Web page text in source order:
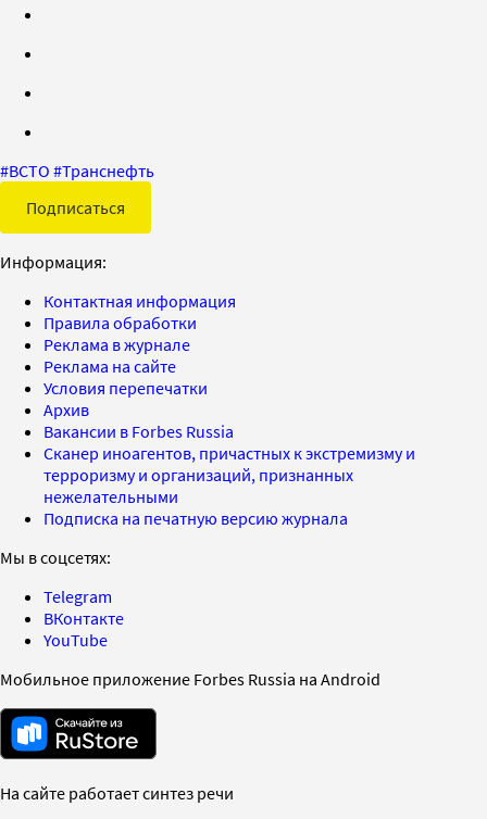
#ВСТО #Транснефть
Подписаться
Информация:
Контактная информация
Правила обработки
Реклама в журнале
Реклама на сайте
Условия перепечатки
Архив
Вакансии в Forbes Russia
Сканер иноагентов, причастных к экстремизму и
терроризму и организаций, признанных
нежелательными
Подписка на печатную версию журнала
Мы в соцсетях:
Telegram
ВКонтакте
YouTube
Мобильное приложение Forbes Russia на Android
На сайте работает синтез речи